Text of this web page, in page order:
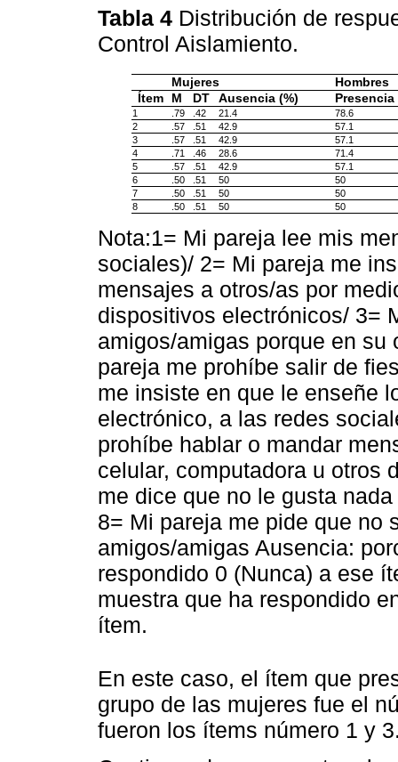
Tabla 4 Distribución de
Control Aislamiento.
Mujeres
Hombres
Ítem
M DT Ausencia (%) Presencia
1 .79 .42 21.4
78.6
2
.57 .51 42.9
57.1
3
.57 .51 42.9
57.1
4
.71 .46 28.6
71.4
5
.57 .51 42.9
57.1
6
.50 .51 50
50
7
.50 .51 50
50
8
.50 .51 50 50
Nota:1= Mi pareja lee mis
sociales)/ 2= Mi pareja me
mensajes a otros/as por
dispositivos electrónicos/ 3=
amigos/amigas porque en
pareja me prohíbe salir de
me insiste en que le enseñe
electrónico, a las redes
prohíbe hablar o mandar
celular, computadora u otros
me dice que no le gusta
8= Mi pareja me pide que no
amigos/amigas Ausencia:
respondido 0 (Nunca) a ese
muestra que ha respondido
ítem.
En este caso, el ítem que
grupo de las mujeres fue el
fueron los ítems número 1 y